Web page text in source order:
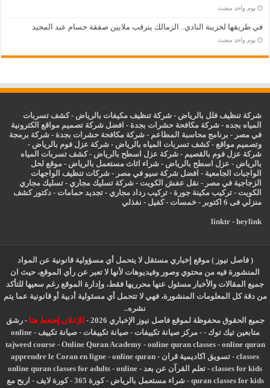
‏يوم واحد مضت
في طريقها لخزينة النادي.. الزمالك يترقب ملايين صفقة حسام عبد المجيد
‏يوم واحد مضت
شركة تنظيف فلل بالرياض -شركة تنظيف مكيفات بالرياض -كشف تسربات
المياه بجده -شركة مكافحة حشرات بجدة - افضل شركة تصميم مواقع الكترونية
في مصر - برنامج محاسبة المطاعم -شركة مكافحة حشرات بجدة -شركة برمجة
وتصميم مواقع -كشف تسربات المياه بالرياض -شركة عزل فوم بالرياض -
شركة عزل فوم بالقصيم -شركة عزل اسطح بالرياض -كشف تسربات المياه
بالرياض - عزل اسطح بالرياض -شراء اثاث مستعمل بالرياض - موقع لحل
الواجبات الجامعية - افضل شركة سيو في مصر -شركات تنظيف الواجهات
الزجاجية في مصر - نقل عفش الكويت -شركة تسليك مجاري -تسليك مجاري
الكويت -تركيب مكينة جورة -تركيب رداد مجاري -تجديد حمامات -دكتور كشف
منزلي فى 6 اكتوبر
-خمسات -كفيل - نفذلي
linktr- heylink
( فاصل نيوز ) موقع إخباري مستقل لا يتحمل أي مسؤولية قانونية عن المواد
المنشورة فيه من محتوي وصور وفيديوهات لأنها لا تعبر عن رأي الموقع، حيث ان
جميع المقالات والأخبار مسئول عنها محرريها فقط، وإدارة الموقع رغم سعيها للتأكد
من دقة كل المعلومات المنشورة، فهي لا تتحمل أي مسئولية أدبية أو قانونية عما يتم
نشره..
جميع الحقوق محفوظة لموقع فاصل نيوز الإخباري 2026 -
للإعلان إضغط هنا -رشق
متابعين تيك توك -
-مركز صيانة تكييفات -صيانة تكييفات -صيانة تكييف -
online
tajweed course- Online Quran Academy- online quran classes- online quran
classes
- تسويق اكاديمية قران -
apprendre le Coran en ligne - online quran
classes for kids
- تعلم القرآن عن بعد -
online quran classes for adults - online
quran classes for kids
-شراء مستعمل بالرياض -كورة 365 -كورة لايف - اربح مع